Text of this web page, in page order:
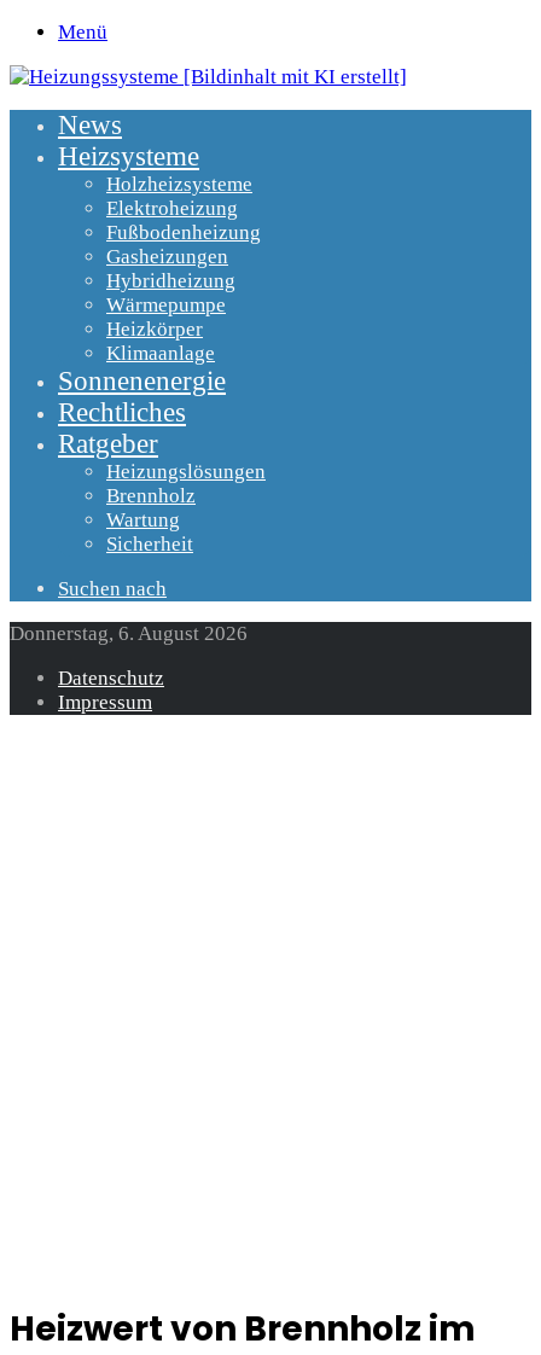
Menü
News
Heizsysteme
Holzheizsysteme
Elektroheizung
Fußbodenheizung
Gasheizungen
Hybridheizung
Wärmepumpe
Heizkörper
Klimaanlage
Sonnenenergie
Rechtliches
Ratgeber
Heizungslösungen
Brennholz
Wartung
Sicherheit
Suchen nach
Donnerstag, 6. August 2026
Datenschutz
Impressum
Heizwert von Brennholz im